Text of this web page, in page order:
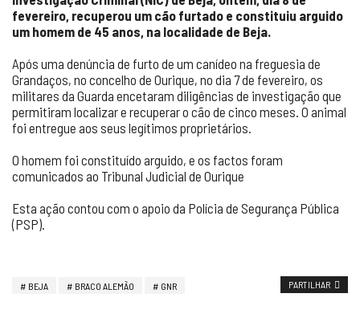
fevereiro, recuperou um cão furtado e constituiu arguido
um homem de 45 anos, na localidade de Beja.
Após uma denúncia de furto de um canídeo na freguesia de
Grandaços, no concelho de Ourique, no dia 7 de fevereiro, os
militares da Guarda encetaram diligências de investigação que
permitiram localizar e recuperar o cão de cinco meses. O animal
foi entregue aos seus legítimos proprietários.
O homem foi constituído arguido, e os factos foram
comunicados ao Tribunal Judicial de Ourique
Esta ação contou com o apoio da Polícia de Segurança Pública
(PSP).
BEJA BRACO ALEMÃO GNR PARTILHAR